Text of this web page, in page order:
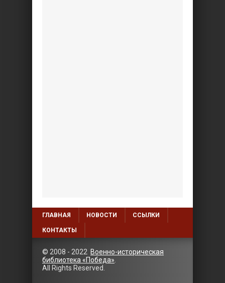
ГЛАВНАЯ НОВОСТИ ССЫЛКИ
КОНТАКТЫ
© 2008 - 2022 Военно-историческая
библиотека «Победа»
All Rights Reserved.